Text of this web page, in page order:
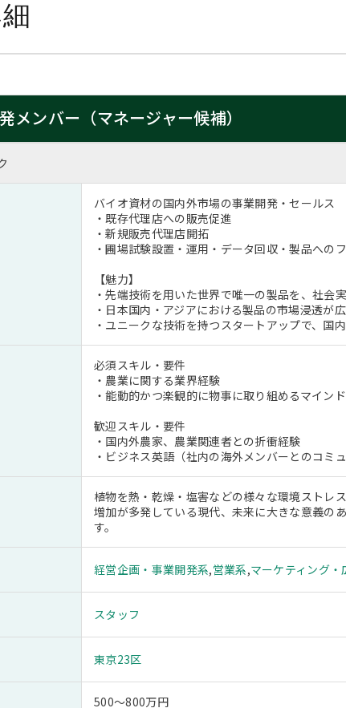
メンバー（マネージャー候補）
バイオ資材の国内外市場の事業開発・セールス
・既存代理店への販売促進
・新規販売代理店開拓
・圃場試験設置・運用・データ回収・製品への
【魅力】
・先端技術を用いた世界で唯一の製品を、社会
・日本国内・アジアにおける製品の市場浸透が
・ユニークな技術を持つスタートアップで、国
必須スキル・要件
・農業に関する業界経験
・能動的かつ楽観的に物事に取り組めるマイン
歓迎スキル・要件
・国内外農家、農業関連者との折衝経験
・ビジネス英語（社内の海外メンバーとのコミ
植物を熱・乾燥・塩害などの様々な環境ストレ
増加が多発している現代、未来に大きな意義の
す。
経営企画・事業開発系,営業系,マーケティング・
スタッフ
東京23区
500～800万円